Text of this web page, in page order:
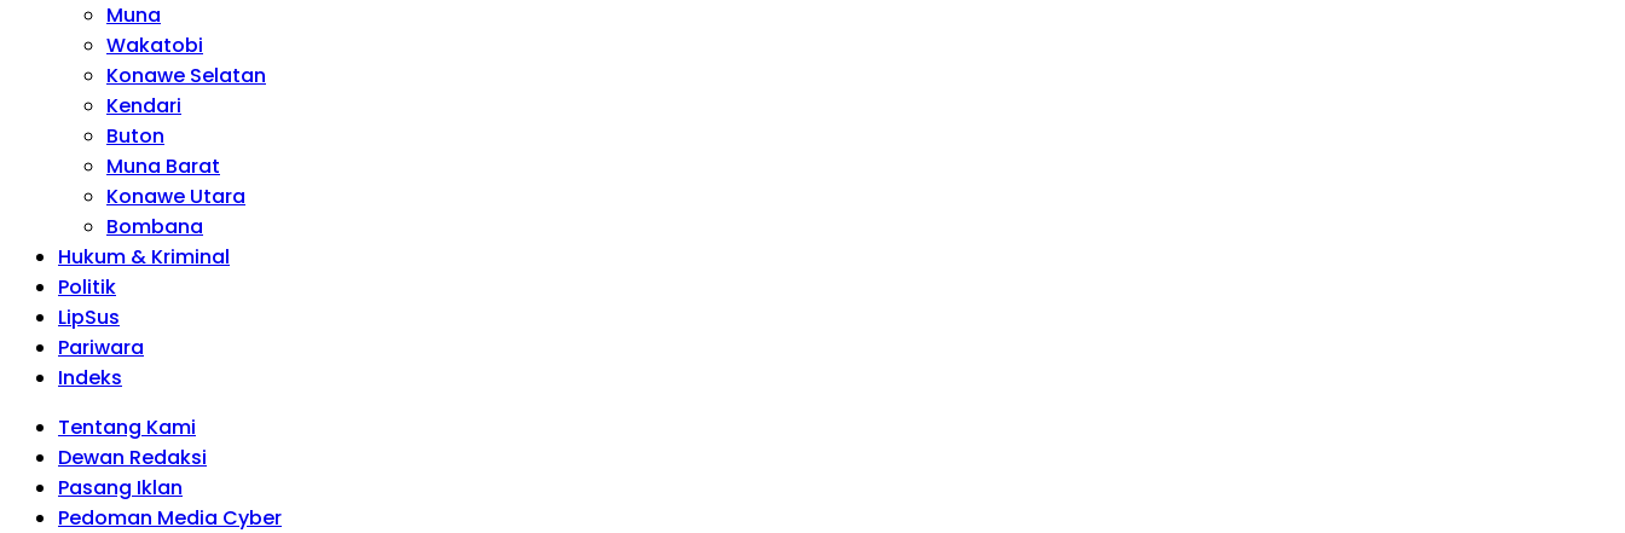
Muna
Wakatobi
Konawe Selatan
Kendari
Buton
Muna Barat
Konawe Utara
Bombana
Hukum & Kriminal
Politik
LipSus
Pariwara
Indeks
Tentang Kami
Dewan Redaksi
Pasang Iklan
Pedoman Media Cyber